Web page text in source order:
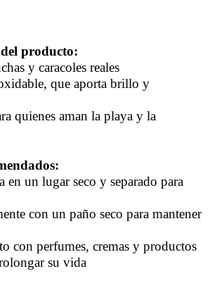
producto:
y caracoles reales
que aporta brillo y
quienes aman la playa y la
en un lugar seco y separado para
con un paño seco para mantener
con perfumes, cremas y productos
su vida